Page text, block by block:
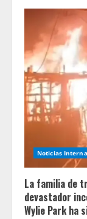
Noticias
La familia de
devastador
Wylie Park ha